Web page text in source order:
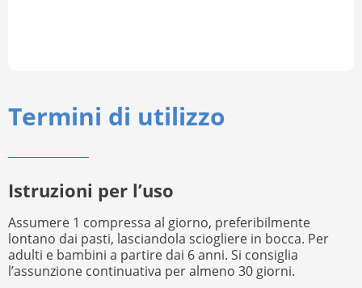
Termini di utilizzo
Istruzioni per l’uso
Assumere 1 compressa al giorno, preferibilmente
lontano dai pasti, lasciandola sciogliere in bocca. Per
adulti e bambini a partire dai 6 anni. Si consiglia
l’assunzione continuativa per almeno 30 giorni.